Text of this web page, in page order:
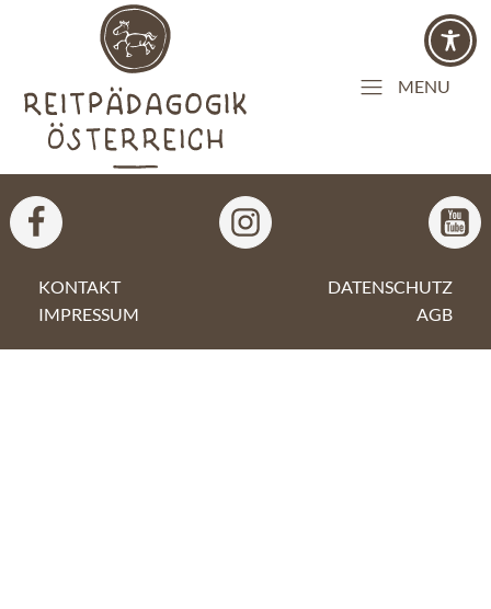
MENU
KONTAKT
DATENSCHUTZ
IMPRESSUM
AGB